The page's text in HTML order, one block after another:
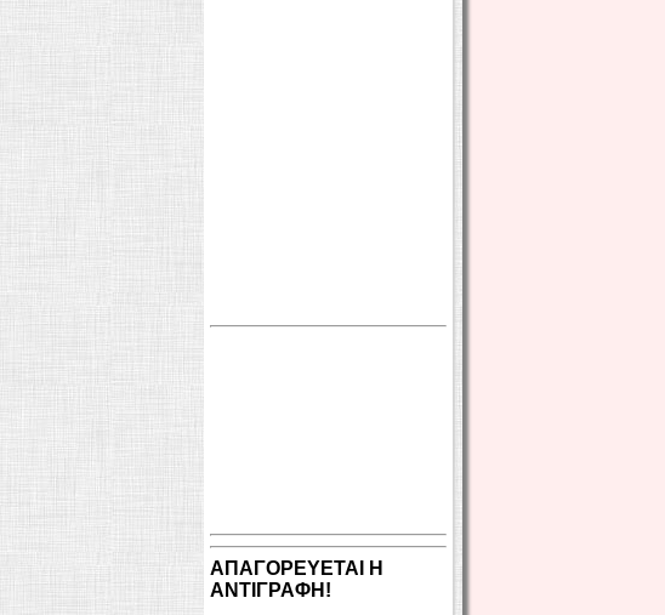
ΑΠΑΓΟΡΕΥΕΤΑΙ Η
ΑΝΤΙΓΡΑΦΗ!